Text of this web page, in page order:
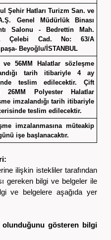
Şehir Hatları Turizm San. ve
Genel Müdürlük Binası
Salonu - Bedrettin Mah.
Çelebi Cad. No: 63/A
Beyoğlu/İSTANBUL
ve 56MM Halatlar sözleşme
tarih itibariyle 4 ay
teslim edilecektir. Çift
26MM Polyester Halatlar
imzalandığı tarih itibariyle
teslim edilecektir.
imzalanmasına müteakip
işe başlanacaktır.
ilişkin istekliler tarafından
gereken bilgi ve belgeler ile
ve belgelere aşağıda yer
olunduğunu gösteren bilgi